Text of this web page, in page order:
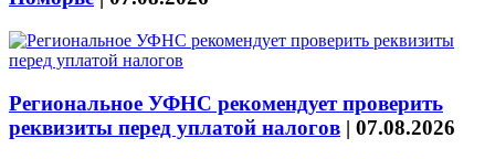
Региональное УФНС рекомендует проверить
реквизиты перед уплатой налогов | 07.08.2026